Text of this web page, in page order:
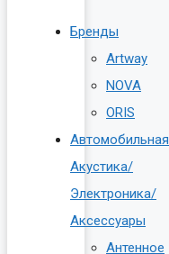
Бренды
Artway
NOVA
ORIS
Автомобильная
Акустика/
Электроника/
Аксессуары
Антенное